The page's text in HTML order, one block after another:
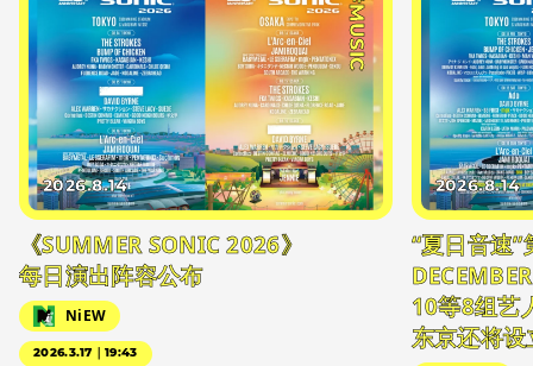
#MUSIC
2026.8.14
《SUMMER SONIC 2026》
每日演出阵容公布
NiEW
2026.3.17｜19:43
2026.8.14
“夏日音速
DECEMBER
10等8组艺
东京还将